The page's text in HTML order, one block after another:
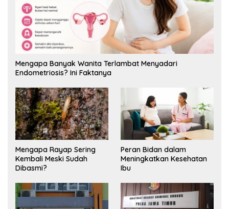
Mengapa Banyak Wanita Terlambat Menyadari
Endometriosis? Ini Faktanya
Mengapa Rayap Sering
Kembali Meski Sudah
Dibasmi?
Peran Bidan dalam
Meningkatkan Kesehatan
Ibu